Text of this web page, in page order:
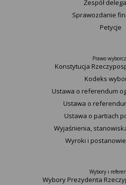
Zespół
Sprawozdanie
Petycje
Prawo
Konstytucja
Kodeks
Ustawa o referendum
Ustawa o
Ustawa o partiach
Wyjaśnienia,
Wyroki i
Wybory i
Wybory Prezydenta